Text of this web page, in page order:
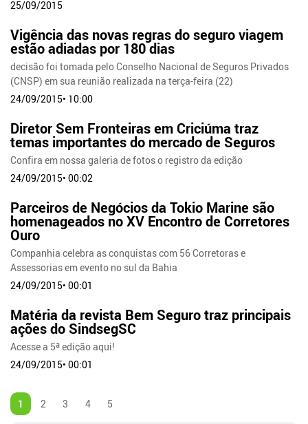
25/09/2015
Vigência das novas regras do seguro viagem
estão adiadas por 180 dias
decisão foi tomada pelo Conselho Nacional de Seguros Privados
(CNSP) em sua reunião realizada na terça-feira (22)
24/09/2015• 10:00
Diretor Sem Fronteiras em Criciúma traz
temas importantes do mercado de Seguros
Confira em nossa galeria de fotos o registro da edição
24/09/2015• 00:02
Parceiros de Negócios da Tokio Marine são
homenageados no XV Encontro de Corretores
Ouro
Companhia celebra as conquistas com 56 Corretoras e
Assessorias em evento no sul da Bahia
24/09/2015• 00:01
Matéria da revista Bem Seguro traz principais
ações do SindsegSC
Acesse a 5ª edição aqui!
24/09/2015• 00:01
1 2 3 4 5